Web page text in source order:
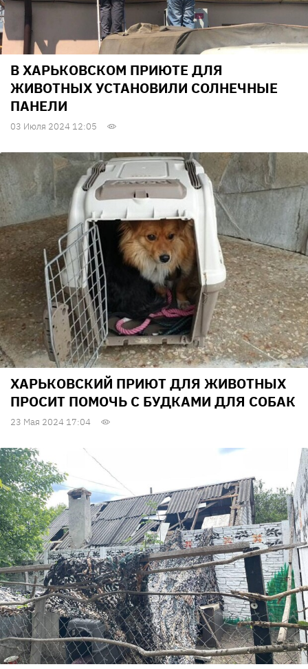
В ХАРЬКОВСКОМ ПРИЮТЕ ДЛЯ
ЖИВОТНЫХ УСТАНОВИЛИ СОЛНЕЧНЫЕ
ПАНЕЛИ
03 Июля 2024 12:05
ХАРЬКОВСКИЙ ПРИЮТ ДЛЯ ЖИВОТНЫХ
ПРОСИТ ПОМОЧЬ С БУДКАМИ ДЛЯ СОБАК
23 Мая 2024 17:04